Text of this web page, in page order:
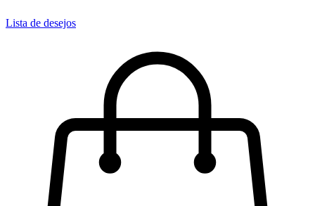
Lista de desejos